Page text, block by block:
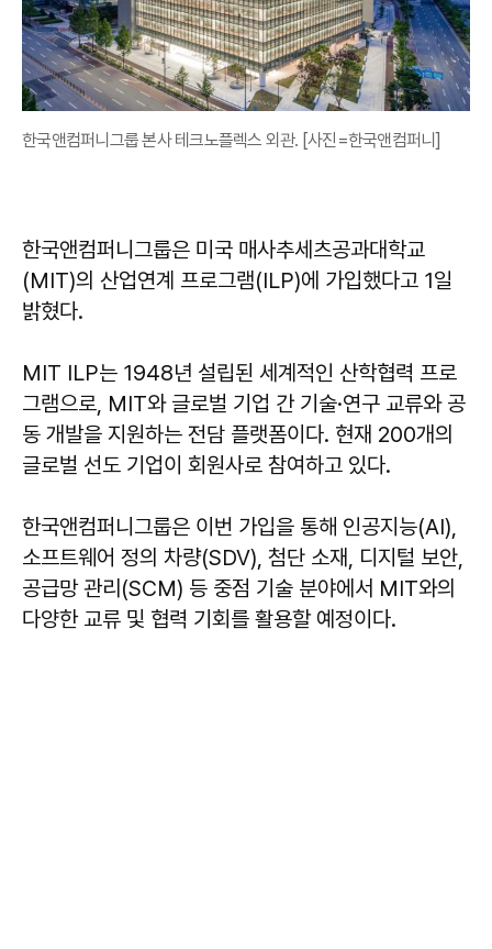
한국앤컴퍼니그룹 본사 테크노플렉스 외관. [사진=한국앤컴퍼니]
한국앤컴퍼니그룹은 미국 매사추세츠공과대학교
(MIT)의 산업연계 프로그램(ILP)에 가입했다고 1일
밝혔다.
MIT ILP는 1948년 설립된 세계적인 산학협력 프로
그램으로, MIT와 글로벌 기업 간 기술·연구 교류와 공
동 개발을 지원하는 전담 플랫폼이다. 현재 200개의
글로벌 선도 기업이 회원사로 참여하고 있다.
한국앤컴퍼니그룹은 이번 가입을 통해 인공지능(AI),
소프트웨어 정의 차량(SDV), 첨단 소재, 디지털 보안,
공급망 관리(SCM) 등 중점 기술 분야에서 MIT와의
다양한 교류 및 협력 기회를 활용할 예정이다.